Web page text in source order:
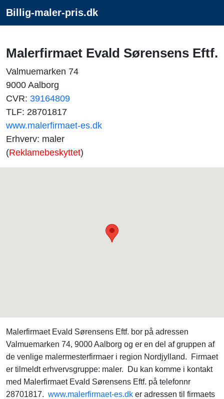
Billig-maler-pris.dk
Malerfirmaet Evald Sørensens Eftf.
Valmuemarken 74
9000 Aalborg
CVR: 39164809
TLF: 28701817
www.malerfirmaet-es.dk
Erhverv: maler
(Reklamebeskyttet)
Malerfirmaet Evald Sørensens Eftf. bor på adressen
Valmuemarken 74, 9000 Aalborg og er en del af gruppen af
de venlige malermesterfirmaer i region Nordjylland. Firmaet
er tilmeldt erhvervsgruppe: maler. Du kan komme i kontakt
med Malerfirmaet Evald Sørensens Eftf. på telefonnr
28701817. www.malerfirmaet-es.dk er adressen til firmaets